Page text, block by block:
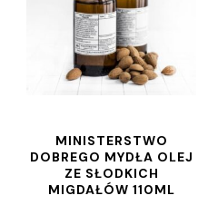
MINISTERSTWO
DOBREGO MYDŁA OLEJ
ZE SŁODKICH
MIGDAŁÓW 110ML